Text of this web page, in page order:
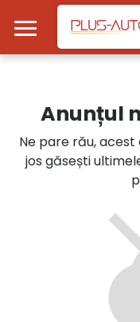
Mergi direct la
Autoturisme
Motociclete
Autoutilitare
Alte tipuri
Anunțul
Ne pare rău, acest
jos găsești